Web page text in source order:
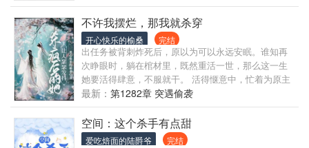
不许我摆烂，那我就杀穿
开心快乐的榆桑 完结
出任务被背刺炸死后，原以为可以永远安眠。谁知再
次睁眼时，躺在棺材里，既然重活一世，那么这一生
她要活得肆意，不服就干。 活得惬意中，忙着为原主
报仇，忙着带大小屁孩，忙着忙着居然把凡尘界和灵
界翻了个天。
最新： 第1282章 突遇偷袭
空间：这个杀手有点甜
爱吃焙面的陆爵爷 完结